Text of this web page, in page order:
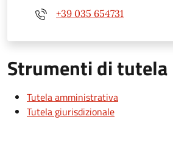
+39 035 654731
Strumenti di tutela
Tutela amministrativa
Tutela giurisdizionale